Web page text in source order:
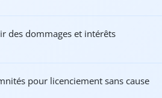
des dommages et intérêts
pour licenciement sans cause